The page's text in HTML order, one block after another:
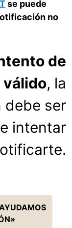
se puede
no
de
, la
debe ser
intentar